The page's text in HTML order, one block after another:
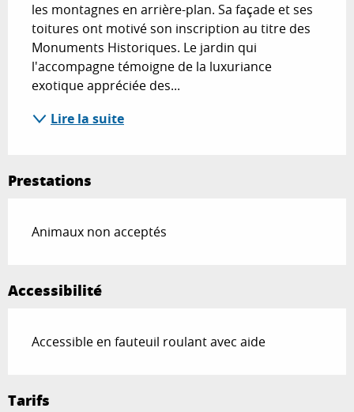
les montagnes en arrière-plan. Sa façade et ses
toitures ont motivé son inscription au titre des
Monuments Historiques. Le jardin qui
l'accompagne témoigne de la luxuriance
exotique appréciée des...
Lire la suite
Prestations
Animaux non acceptés
Accessibilité
Accessible en fauteuil roulant avec aide
Tarifs